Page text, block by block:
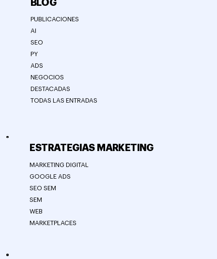
ESTRATEGIAS MARKETING
MARKETING DIGITAL
GOOGLE ADS
SEO SEM
SEM
WEB
MARKETPLACES
BLOG
PUBLICACIONES
AI
SEO
PY
ADS
NEGOCIOS
DESTACADAS
TODAS LAS ENTRADAS